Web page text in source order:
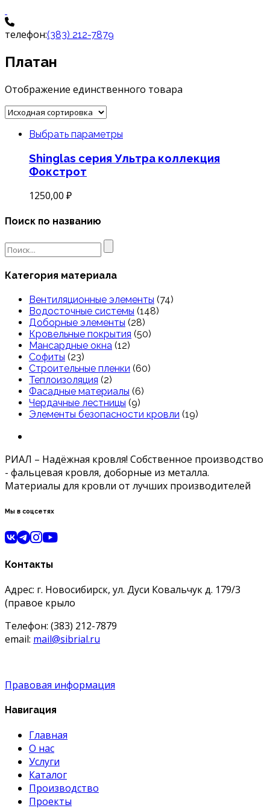
телефон:(383) 212-7879
Платан
Отображение единственного товара
Выбрать параметры
Shinglas серия Ультра коллекция
Фокстрот
1250,00 ₽
Поиск по названию
Search
for:
Категория материала
Вентиляционные элементы (74)
Водосточные системы (148)
Доборные элементы (28)
Кровельные покрытия (50)
Мансардные окна (12)
Софиты (23)
Строительные пленки (60)
Теплоизоляция (2)
Фасадные материалы (6)
Чердачные лестницы (9)
Элементы безопасности кровли (19)
РИАЛ – Надёжная кровля! Собственное производство
- фальцевая кровля, доборные из металла.
Материалы для кровли от лучших производителей
Мы в соцсетях
Контакты
Адрес: г. Новосибирск, ул. Дуси Ковальчук д. 179/3
(правое крыло
Телефон: (383) 212-7879
email: mail@sibrial.ru
Правовая информация
Навигация
Главная
О нас
Услуги
Каталог
Производство
Проекты